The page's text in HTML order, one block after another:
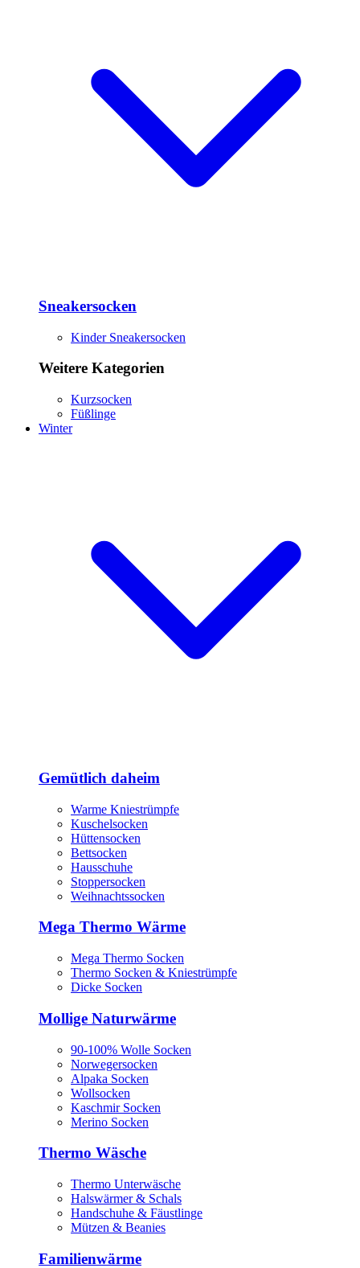
Sneakersocken
Kinder Sneakersocken
Weitere Kategorien
Kurzsocken
Füßlinge
Winter
Gemütlich daheim
Warme Kniestrümpfe
Kuschelsocken
Hüttensocken
Bettsocken
Hausschuhe
Stoppersocken
Weihnachtssocken
Mega Thermo Wärme
Mega Thermo Socken
Thermo Socken & Kniestrümpfe
Dicke Socken
Mollige Naturwärme
90-100% Wolle Socken
Norwegersocken
Alpaka Socken
Wollsocken
Kaschmir Socken
Merino Socken
Thermo Wäsche
Thermo Unterwäsche
Halswärmer & Schals
Handschuhe & Fäustlinge
Mützen & Beanies
Familienwärme